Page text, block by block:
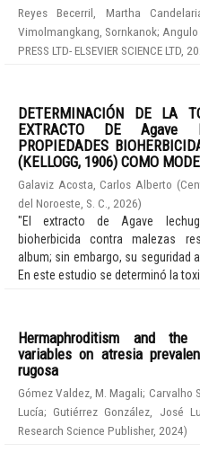
Reyes Becerril, Martha
Vimolmangkang, Sornkanok; Angulo
PRESS LTD- ELSEVIER SCIENCE LTD
DETERMINACIÓN DE LA
EXTRACTO DE Agave
PROPIEDADES
(KELLOGG, 1906) COMO
Galaviz Acosta, Carlos Alberto (
del Noroeste, S. C.
2026)
"El extracto de Agave
bioherbicida contra malezas
album; sin embargo, su seguridad
En este estudio se determinó la
Hermaphroditism and
variables on atresia
rugosa
Gómez Valdez, M. Magali; Carvalho
Lucía;Gutiérrez González, José
Research Science Publisher, 2024)